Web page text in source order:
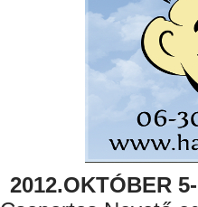
2012.OKTÓBER